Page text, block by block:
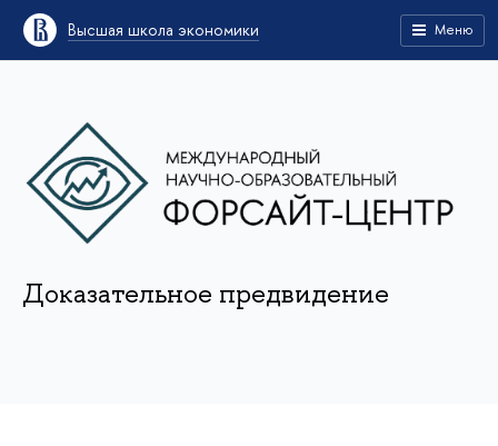
Высшая школа экономики Меню
Доказательное предвидение